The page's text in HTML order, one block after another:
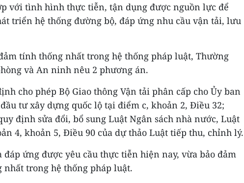
với tình hình thực tiễn, tận dụng được nguồn lực để
triển hệ thống đường bộ, đáp ứng nhu cầu vận tải, lưu
tính thống nhất trong hệ thống pháp luật, Thường
và An ninh nêu 2 phương án.
cho phép Bộ Giao thông Vận tải phân cấp cho Ủy ban
tư xây dựng quốc lộ tại điểm c, khoản 2, Điều 32;
định sửa đổi, bổ sung Luật Ngân sách nhà nước, Luật
4, khoản 5, Điều 90 của dự thảo Luật tiếp thu, chỉnh lý.
đáp ứng được yêu cầu thực tiễn hiện nay, vừa bảo đảm
nhất trong hệ thống pháp luật.